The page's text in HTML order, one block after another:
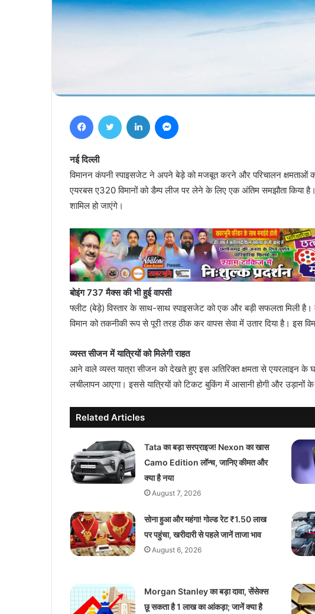
नई दिल्ली
विमानन कंपनी स्पाइसजेट ने अपने बेड़े को मजबूत करने और परिचालन क्षमताओं
एयरबस ए320 विमानों को डैम्प लीज पर लेने के लिए एक अंतिम समझौता किया
शामिल हो जाएंगे।
बोइंग 737 मैक्स की भी हुई वापसी
फ्लीट (बेड़े) विस्तार के साथ-साथ स्पाइसजेट को एक और बड़ी सफलता मिली
विमान को तकनीकी रूप से पूरी तरह ठीक कर वापस सेवा में उतार दिया है। इस
व्यस्त सीजन में यात्रियों को मिलेगी राहत
आने वाले व्यस्त यात्रा सीजन को देखते हुए इस अतिरिक्त क्षमता से एयरलाइन के
लचीलापन आएगा। इससे यात्रियों को टिकट बुकिंग में आसानी होगी और उड़ानों
Related Articles
Tata का बड़ा सरप्राइज! Nexon का खास
Camo Edition लॉन्च, जानिए कीमत और
क्या है नया
August 7, 2026
सोना हुआ और महंगा! गोल्ड रेट ₹1.50 लाख
पर पहुंचा, खरीदारी से पहले जानें ताजा भाव
August 6, 2026
Morgan Stanley का बड़ा दावा, सेंसेक्स
छू सकता है 1 लाख का आंकड़ा; जानें क्या है